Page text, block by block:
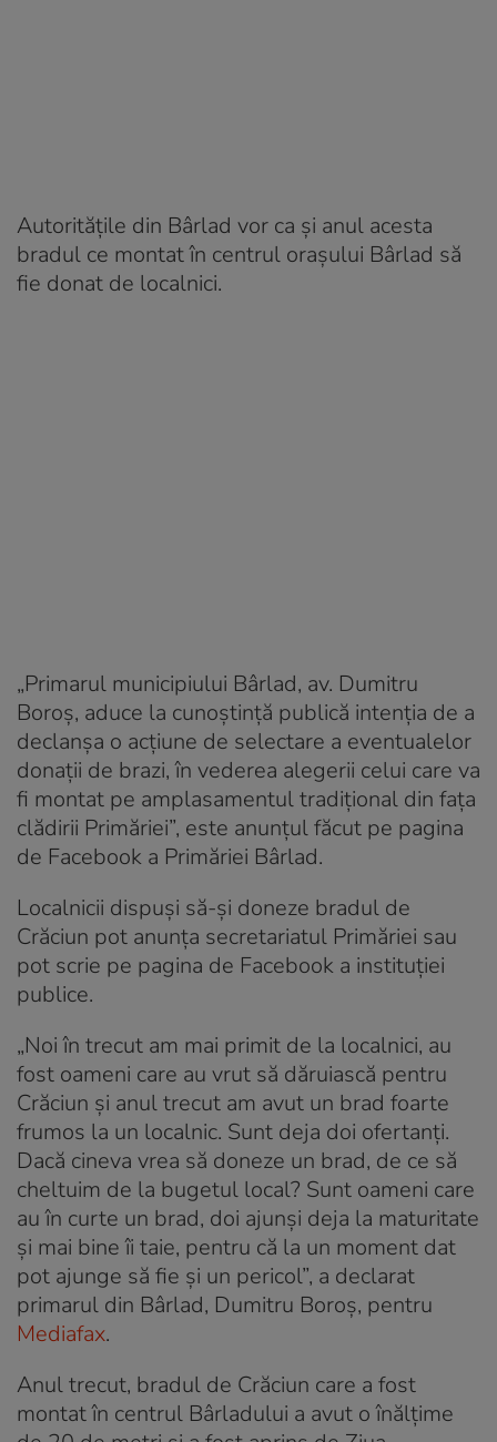
Autoritățile din Bârlad vor ca și anul acesta
bradul ce montat în centrul oraşului Bârlad să
fie donat de localnici.
„Primarul municipiului Bârlad, av. Dumitru
Boroş, aduce la cunoştinţă publică intenţia de a
declanşa o acţiune de selectare a eventualelor
donaţii de brazi, în vederea alegerii celui care va
fi montat pe amplasamentul tradiţional din faţa
clădirii Primăriei”, este anunțul făcut pe pagina
de Facebook a Primăriei Bârlad.
Localnicii dispuși să-și doneze bradul de
Crăciun pot anunța secretariatul Primăriei sau
pot scrie pe pagina de Facebook a instituției
publice.
„Noi în trecut am mai primit de la localnici, au
fost oameni care au vrut să dăruiască pentru
Crăciun şi anul trecut am avut un brad foarte
frumos la un localnic. Sunt deja doi ofertanţi.
Dacă cineva vrea să doneze un brad, de ce să
cheltuim de la bugetul local? Sunt oameni care
au în curte un brad, doi ajunşi deja la maturitate
şi mai bine îi taie, pentru că la un moment dat
pot ajunge să fie şi un pericol”, a declarat
primarul din Bârlad, Dumitru Boroş, pentru
Mediafax.
Anul trecut, bradul de Crăciun care a fost
montat în centrul Bârladului a avut o înălțime